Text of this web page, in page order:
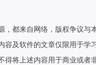
，都来自网络，版权争议与
容及软件的文章仅限用于学
得将上述内容用于商业或者